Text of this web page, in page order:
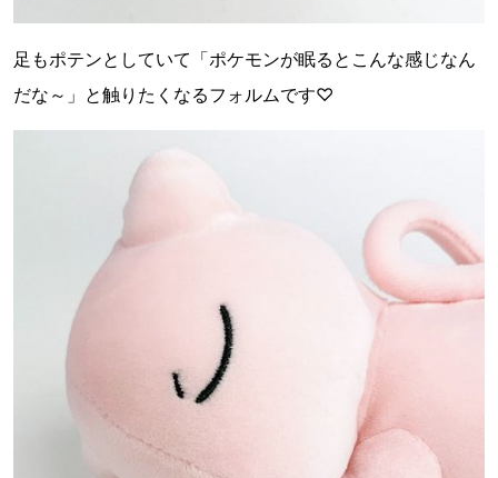
足もポテンとしていて「ポケモンが眠るとこんな感じなん
だな～」と触りたくなるフォルムです♡